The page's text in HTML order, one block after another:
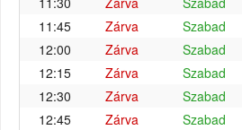
11:45
Zárva Szabad
12:00
Zárva Szabad
12:15
Zárva Szabad
12:30
Zárva Szabad
12:45
Zárva Szabad